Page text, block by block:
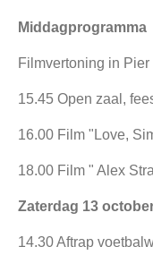
Middagprogramma
Filmvertoning in
15.45 Open zaal,
16.00 Film "Love,
18.00 Film " Alex
Zaterdag 13
14.30 Aftrap